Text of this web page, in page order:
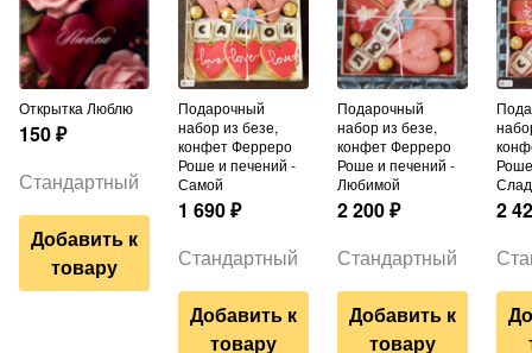
Открытка Люблю
150₽
Стандартный
Добавить к
товару
Подарочный
набор из безе,
конфет Ферреро
Роше и печений -
Самой
1 690₽
Стандартный
Добавить к
товару
Подарочный
набор из безе,
конфет Ферреро
Роше и печений -
Любимой
2 200₽
Стандартный
Добавить к
товару
Подарочный
2